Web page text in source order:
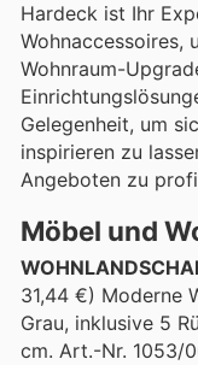
Hardeck ist Ihr
Wohnaccessoires,
Wohnraum-
Gelegenheit, um
inspirieren zu
Angeboten zu
Möbel und
31,44 €) Moderne
Grau, inklusive 5
cm. Art.-Nr. 1053/